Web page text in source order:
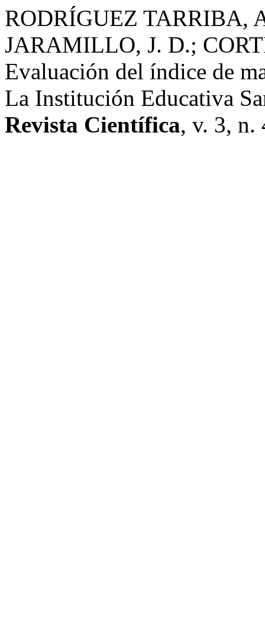
RODRÍGUEZ TARRIBA,
JARAMILLO, J. D.;
Evaluación del índice de
La Institución Educativa
Revista Científica, v. 3, n.